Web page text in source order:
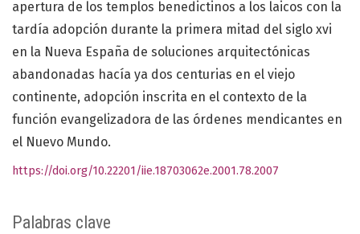
Palabras clave
apertura de los templos benedictinos a los laicos con la
tardía adopción durante la primera mitad del siglo xvi
en la Nueva España de soluciones arquitectónicas
abandonadas hacía ya dos centurias en el viejo
continente, adopción inscrita en el contexto de la
función evangelizadora de las órdenes mendicantes en
el Nuevo Mundo.
https://doi.org/10.22201/iie.18703062e.2001.78.2007